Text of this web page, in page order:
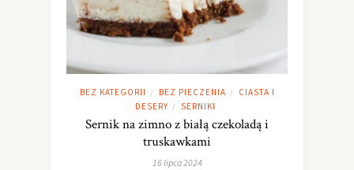
BEZ KATEGORII / BEZ PIECZENIA /
CIASTA I
DESERY / SERNIKI
Sernik na zimno z białą czekoladą i
truskawkami
16 lipca 2024